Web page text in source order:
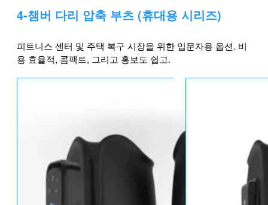
4-챔버 다리 압축 부츠 (휴대용 시리즈)
피트니스 센터 및 주택 복구 시장을 위한 입문자용 옵션. 비
용 효율적, 콤팩트, 그리고 홍보도 쉽고.